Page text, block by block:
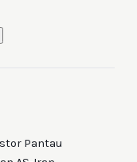
Pantau